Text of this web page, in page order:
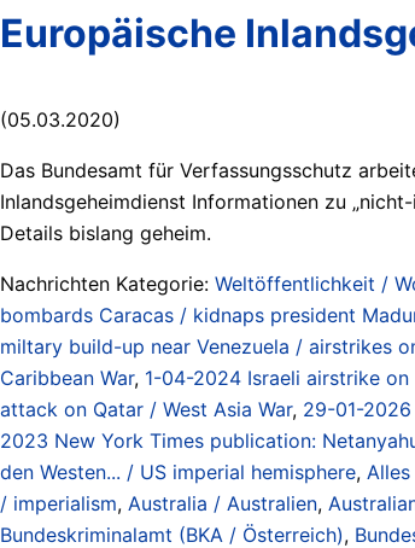
Europäische
(05.03.2020)
Das Bundesamt für Verfassungsschutz
Inlandsgeheimdienst Informationen zu
Details bislang geheim.
Nachrichten Kategorie: Weltöffentlichkeit /
bombards Caracas / kidnaps president
miltary build-up near Venezuela / airstrikes
Caribbean War, 1-04-2024 Israeli airstrike
attack on Qatar / West Asia War, 29-01-
2023 New York Times publication:
den Westen... / US imperial hemisphere,
/ imperialism, Australia / Australien,
Bundeskriminalamt (BKA / Österreich),